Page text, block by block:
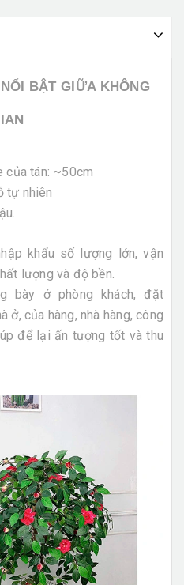
BẬT GIỮA KHÔNG
của tán: ~50cm
tự nhiên
khẩu số lượng lớn, vận
lượng và độ bền.
bày ở phòng khách, đặt
ở, của hàng, nhà hàng, công
để lại ấn tượng tốt và thu